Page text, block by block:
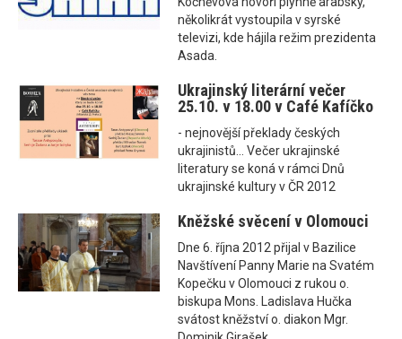
několikrát vystoupila v syrské
televizi, kde hájila režim prezidenta
Asada.
Ukrajinský literární večer
25.10. v 18.00 v Café Kafíčko
- nejnovější překlady českých
ukrajinistů... Večer ukrajinské
literatury se koná v rámci Dnů
ukrajinské kultury v ČR 2012
Kněžské svěcení v Olomouci
Dne 6. října 2012 přijal v Bazilice
Navštívení Panny Marie na Svatém
Kopečku v Olomouci z rukou o.
biskupa Mons. Ladislava Hučka
svátost kněžství o. diakon Mgr.